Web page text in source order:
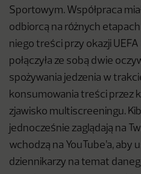
Sportowym. Współpraca
odbiorcą na różnych
niego treści przy okazji UEFA
połączyła ze sobą dwie
spożywania jedzenia w
konsumowania treści przez
zjawisko multiscreeningu.
jednocześnie zaglądają na
wchodzą na YouTube’a, aby
dziennikarzy na temat